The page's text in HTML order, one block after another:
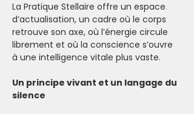
La Pratique Stellaire offre un espace
d’actualisation, un cadre où le corps
retrouve son axe, où l’énergie circule
librement et où la conscience s’ouvre
à une intelligence vitale plus vaste.
Un principe vivant et un langage du
silence